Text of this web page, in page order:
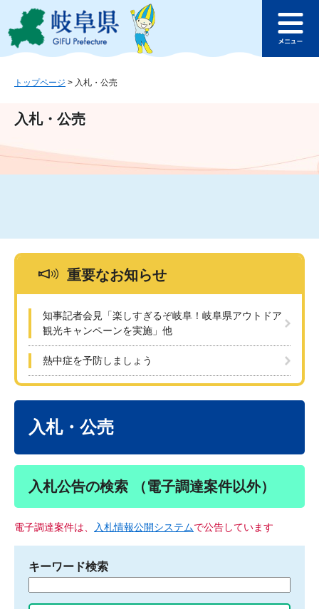
ジ
ュ
文
このページの本文へ
ュ
トップページ > 入札・公売
入札・公売
重要なお知らせ
知事記者会見「楽しすぎるぞ岐阜！岐阜県アウトドア
観光キャンペーンを実施」他
熱中症を予防しましょう
入札・公売
入札公告の検索 （電子調達案件以外）
電子調達案件は、 入札情報公開システムで公告しています
キーワード検索